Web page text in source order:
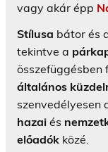
vagy akár épp
Stílusa bátor és
tekintve a
összefüggésben
általános
szenvedélyesen
hazai és
előadók közé.